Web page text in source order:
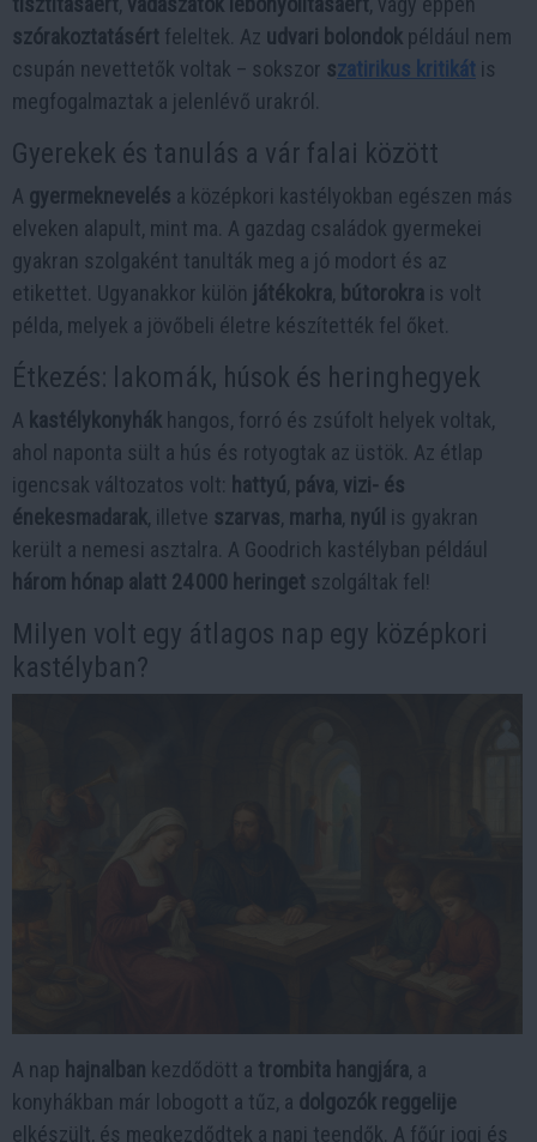
szórakoztatásért feleltek. Az udvari bolondok például nem
csupán nevettetők voltak – sokszor szatirikus kritikát is
megfogalmaztak a jelenlévő urakról.
Gyerekek és tanulás a vár falai között
A gyermeknevelés a középkori kastélyokban egészen más
elveken alapult, mint ma. A gazdag családok gyermekei
gyakran szolgaként tanulták meg a jó modort és az
etikettet. Ugyanakkor külön játékokra, bútorokra is volt
példa, melyek a jövőbeli életre készítették fel őket.
Étkezés: lakomák, húsok és heringhegyek
A kastélykonyhák hangos, forró és zsúfolt helyek voltak,
ahol naponta sült a hús és rotyogtak az üstök. Az étlap
igencsak változatos volt:
hattyú, páva, vizi- és
énekesmadarak, illetve szarvas, marha, nyúl is gyakran
került a nemesi asztalra. A Goodrich kastélyban például
három hónap alatt 24 000 heringet szolgáltak fel!
Milyen volt egy átlagos nap egy középkori
kastélyban?
A nap hajnalban kezdődött a trombita hangjára, a
konyhákban már lobogott a tűz, a dolgozók reggelije
elkészült, és megkezdődtek a napi teendők. A főúr jogi és